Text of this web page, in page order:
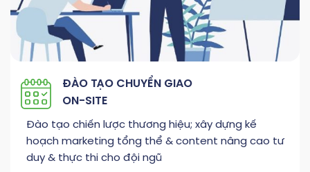
ĐÀO TẠO CHUYỂN GIAO
ON-SITE
Đào tạo chiến lược thương hiệu; xây dựng kế
hoạch marketing tổng thể & content nâng cao tư
duy & thực thi cho đội ngũ